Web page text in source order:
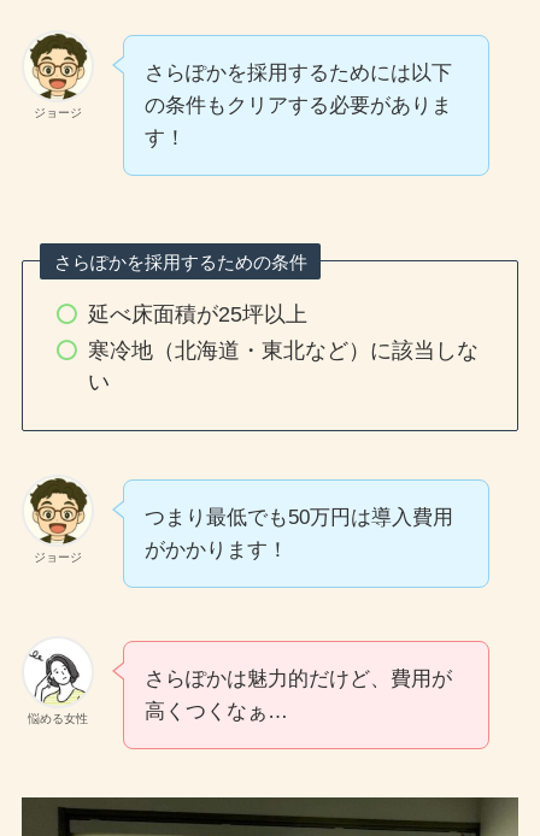
ジョージ
さらぽかを採用するためには以下
の条件もクリアする必要がありま
す！
さらぽかを採用するための条件
延べ床面積が25坪以上
寒冷地（北海道・東北など）に該当しな
い
ジョージ
つまり最低でも50万円は導入費用
がかかります！
悩める女性
さらぽかは魅力的だけど、費用が
高くつくなぁ…